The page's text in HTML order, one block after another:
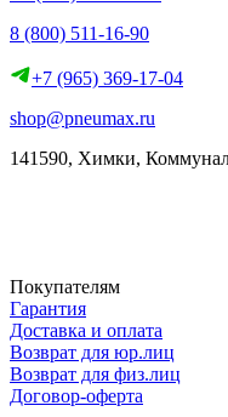
8 (800) 511-16-90
+7 (965) 369-17-04
shop@pneumax.ru
141590, Химки,
Покупателям
Гарантия
Доставка и оплата
Возврат для юр.лиц
Возврат для физ.лиц
Договор-оферта